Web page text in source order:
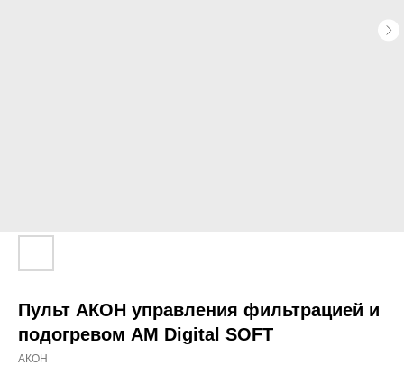
Пульт АКОН управления фильтрацией и
подогревом AM Digital SOFT
АКОН